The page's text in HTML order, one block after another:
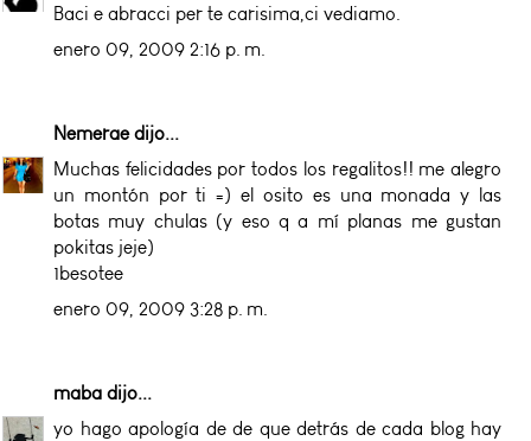
Baci e abracci per te carisima,ci vediamo.
enero 09, 2009 2:16 p. m.
Nemeraedijo...
Muchas felicidades por todos los regalitos!! me alegro
un montón por ti =) el osito es una monada y las
botas muy chulas (y eso q a mí planas me gustan
pokitas jeje)
1besotee
enero 09, 2009 3:28 p. m.
maba dijo...
yo hago apología de de que detrás de cada blog hay